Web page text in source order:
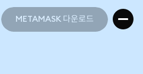
METAMASK 다운로드